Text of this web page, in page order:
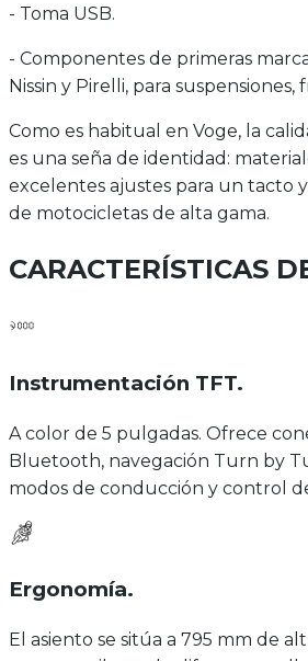
- Toma USB.
- Componentes de primeras
Nissin y Pirelli, para
Como es habitual en Voge, la
es una seña de identidad:
excelentes ajustes para un tacto
de motocicletas de alta gama.
CARACTERÍSTICAS
Instrumentación TFT.
A color de 5 pulgadas. Ofrece
Bluetooth, navegación Turn by
modos de conducción y control
Ergonomía.
El asiento se sitúa a 795 mm de